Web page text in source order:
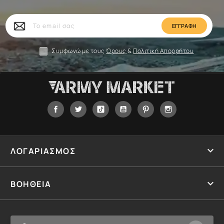
Το
email
σας
Συμφωνώ με τουςΌρους &Πολιτική Απορρήτου
FacebookTwitter Tiktok YouTube Pinterest
ΒΟΗΘΕΙΑ 
ΛΟΓΑΡΙΑΣΜΟΣ 